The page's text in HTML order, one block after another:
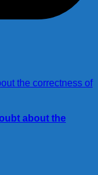
about the